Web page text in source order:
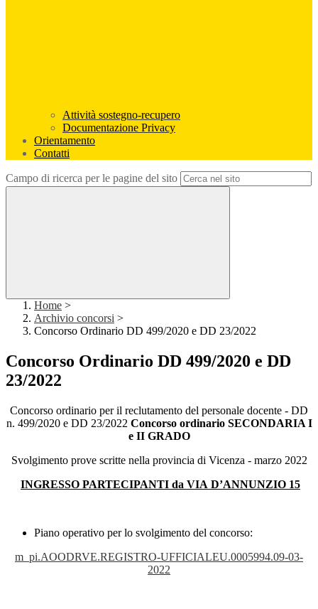
Attività sostegno-recupero
Documentazione Privacy
Orientamento
Contatti
Campo di ricerca per le pagine del sito
Home >
Archivio concorsi >
Concorso Ordinario DD 499/2020 e DD 23/2022
Concorso Ordinario DD 499/2020 e DD
23/2022
Concorso ordinario per il reclutamento del personale docente - DD
n. 499/2020 e DD 23/2022 Concorso ordinario SECONDARIA I
e II GRADO
Svolgimento prove scritte nella provincia di Vicenza - marzo 2022
INGRESSO PARTECIPANTI da VIA D’ANNUNZIO 15
Piano operativo per lo svolgimento del concorso:
m_pi.AOODRVE.REGISTRO-UFFICIALEU.0005994.09-03-
2022